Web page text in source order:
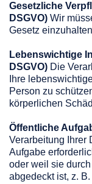
Gesetzliche
DSGVO) Wir
Gesetz
Lebenswichtige
DSGVO) Die
Ihre
Person zu
körperlichen
Öffentliche
Verarbeitung Ihrer
Aufgabe
oder weil sie
abgedeckt ist, z.